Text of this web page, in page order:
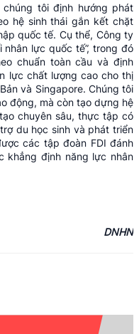
chúng tôi định hướng phát
hệ sinh thái gắn kết chặt
quốc tế. Cụ thể, Công ty
lực quốc tế”, trong đó
chuẩn toàn cầu và định
lực chất lượng cao cho thị
và Singapore. Chúng tôi
động, mà còn tạo dựng hệ
chuyên sâu, thực tập có
du học sinh và phát triển
các tập đoàn FDI đánh
khẳng định năng lực nhân
DNHN